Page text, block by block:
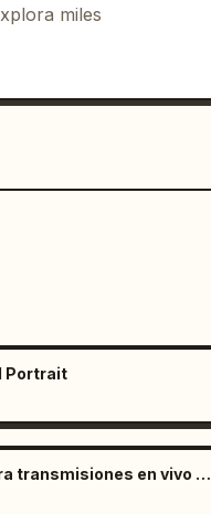
miles
Portrait
Sistema de portadas para transmisiones en vivo de repostería